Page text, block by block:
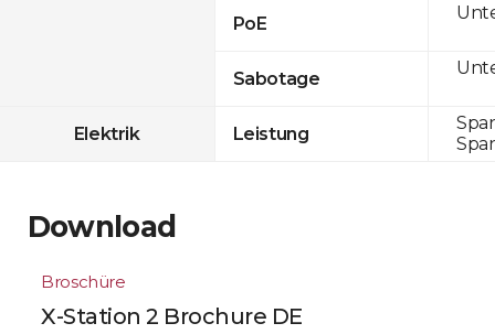
PoE
Sabotage
Elektrik Leistung
Download
Broschüre
X-Station 2 Brochure DE